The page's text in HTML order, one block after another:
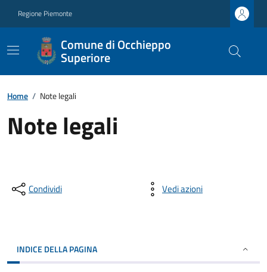
Regione Piemonte
Comune di Occhieppo
Superiore
Home / Note legali
Note legali
Condividi Vedi azioni
INDICE DELLA PAGINA